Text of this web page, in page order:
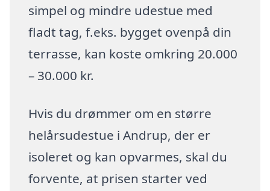
simpel og mindre udestue med
fladt tag, f.eks. bygget ovenpå din
terrasse, kan koste omkring 20.000
– 30.000 kr.
Hvis du drømmer om en større
helårsudestue i Andrup, der er
isoleret og kan opvarmes, skal du
forvente, at prisen starter ved